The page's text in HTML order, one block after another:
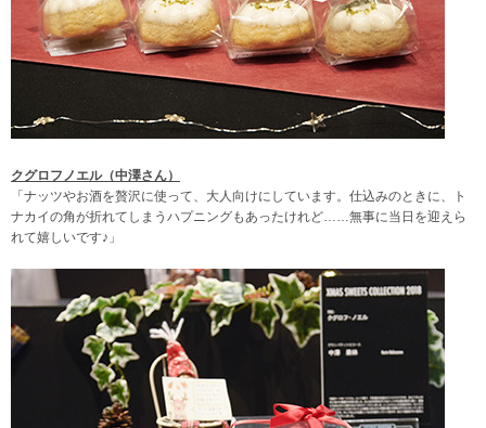
クグロフノエル（中澤さん）
「ナッツやお酒を贅沢に使って、大人向けにしています。仕込みのときに、ト
ナカイの角が折れてしまうハプニングもあったけれど……無事に当日を迎えら
れて嬉しいです♪」